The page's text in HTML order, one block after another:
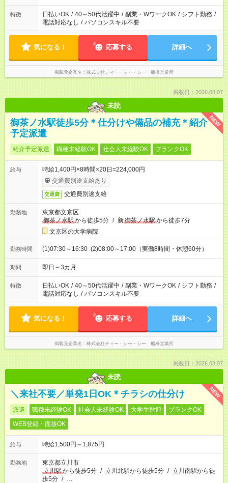
特徴 日払いOK / 40～50代活躍中 / 副業・WワークOK / シフト勤務 /
電話対応なし / パソコンスキル不要
気になる！ 応募する 詳細へ
掲載元企業名 株式会社ティー・シー・シー 船橋営業所
掲載日：2026.08.07
未読
NEW
御茶ノ水駅徒歩5分＊仕分けや備品の補充＊紹介
予定派遣
紹介予定派遣 職種未経験OK 社会人未経験OK ブランクOK
給与
時給1,400円×8時間×20日=224,000円
交通費別途支給あり
交通費 交通費別途支給
勤務地
東京都文京区
御茶ノ水駅から徒歩5分 / 新御茶ノ水駅から徒歩7分
文京区の大学病院
勤務時間 (1)07:30～16:30 (2)08:00～17:00（実働8時間・休憩60分）
期間 即日～3カ月
特徴 日払いOK / 40～50代活躍中 / 副業・WワークOK / シフト勤務 /
電話対応なし / パソコンスキル不要
気になる！ 応募する 詳細へ
掲載元企業名 株式会社ティー・シー・シー 船橋営業所
掲載日：2026.08.07
未読
NEW
＼来社不要／単発1日OK＊チラシの仕分け
派遣 職種未経験OK 社会人未経験OK 大学生歓迎
ブランクOK
WEB登録・面接OK
給与 時給1,500円～1,875円
勤務地
東京都立川市
立川駅から徒歩5分 / 立川北駅から徒歩5分 / 立川南駅から徒
歩5分 / …